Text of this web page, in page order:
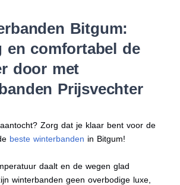
Bitgum:
en comfortabel de
door met
Prijsvechter
Zorg dat je klaar bent voor de
beste winterbanden in Bitgum!
daalt en de wegen glad
winterbanden geen overbodige luxe,